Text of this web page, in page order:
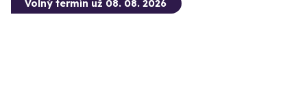
Volný termín už 08. 08. 2026